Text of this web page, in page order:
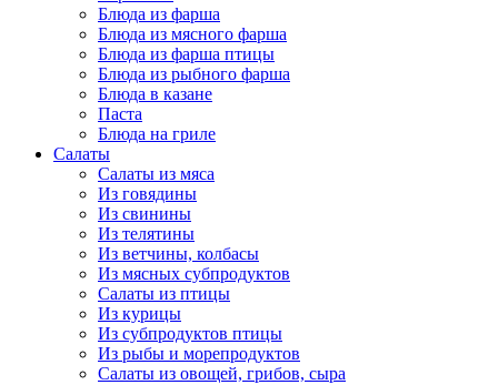
Блюда из фарша
Блюда из мясного фарша
Блюда из фарша птицы
Блюда из рыбного фарша
Блюда в казане
Паста
Блюда на гриле
Салаты
Салаты из мяса
Из говядины
Из свинины
Из телятины
Из ветчины, колбасы
Из мясных субпродуктов
Салаты из птицы
Из курицы
Из субпродуктов птицы
Из рыбы и морепродуктов
Салаты из овощей, грибов, сыра